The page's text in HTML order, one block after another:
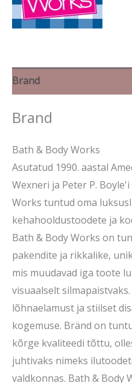
Brand
Brand
Bath & Body Works
Asutatud 1990. aastal
Wexneri ja Peter P.
Works tuntud oma
kehahooldustoodete ja
Bath & Body Works on
pakendite ja rikkalike,
mis muudavad iga toote
visuaalselt
lõhnaelamust ja stiilset
kogemuse. Bränd on
kõrge kvaliteedi tõttu,
juhtivaks nimeks
valdkonnas. Bath & Body